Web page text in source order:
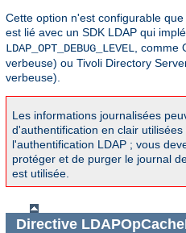
Cette option n'est configurable
est lié avec un SDK LDAP qui
LDAP_OPT_DEBUG_LEVEL, comme
verbeuse) ou Tivoli Directory
verbeuse).
Les informations journalisées
d'authentification en clair
l'authentification LDAP ; vous
protéger et de purger le journal
est utilisée.
Directive